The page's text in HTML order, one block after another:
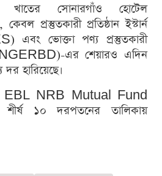
সোনারগাঁও হোটেল
প্রস্তুতকারী প্রতিষ্ঠান ইস্টার্ন
এবং ভোক্তা পণ্য প্রস্তুতকারী
এর শেয়ারও এদিন
দর হারিয়েছে।
EBL NRB Mutual Fund
১০ দরপতনের তালিকায়